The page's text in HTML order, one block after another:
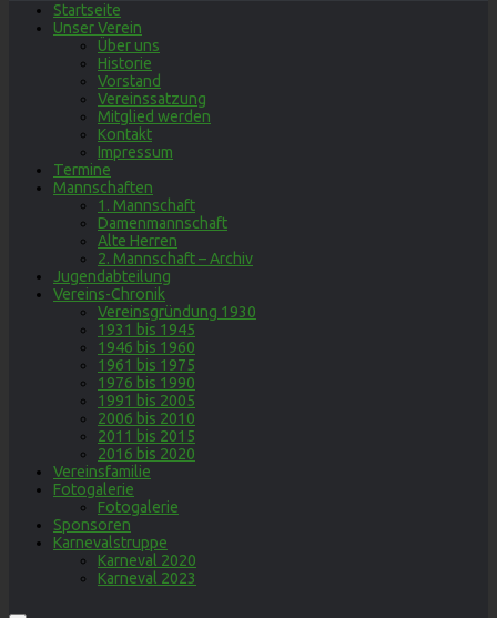
Startseite
Unser Verein
Über uns
Historie
Vorstand
Vereinssatzung
Mitglied werden
Kontakt
Impressum
Termine
Mannschaften
1. Mannschaft
Damenmannschaft
Alte Herren
2. Mannschaft – Archiv
Jugendabteilung
Vereins-Chronik
Vereinsgründung 1930
1931 bis 1945
1946 bis 1960
1961 bis 1975
1976 bis 1990
1991 bis 2005
2006 bis 2010
2011 bis 2015
2016 bis 2020
Vereinsfamilie
Fotogalerie
Fotogalerie
Sponsoren
Karnevalstruppe
Karneval 2020
Karneval 2023